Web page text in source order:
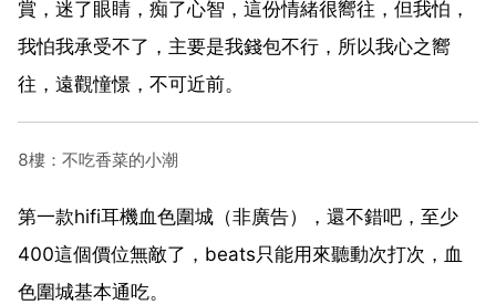
賞，迷了眼睛，痴了心智，這份情緒很嚮往，但我怕，
我怕我承受不了，主要是我錢包不行，所以我心之嚮
往，遠觀憧憬，不可近前。
8樓：不吃香菜的小潮
第一款hifi耳機血色圍城（非廣告），還不錯吧，至少
400這個價位無敵了，beats只能用來聽動次打次，血
色圍城基本通吃。